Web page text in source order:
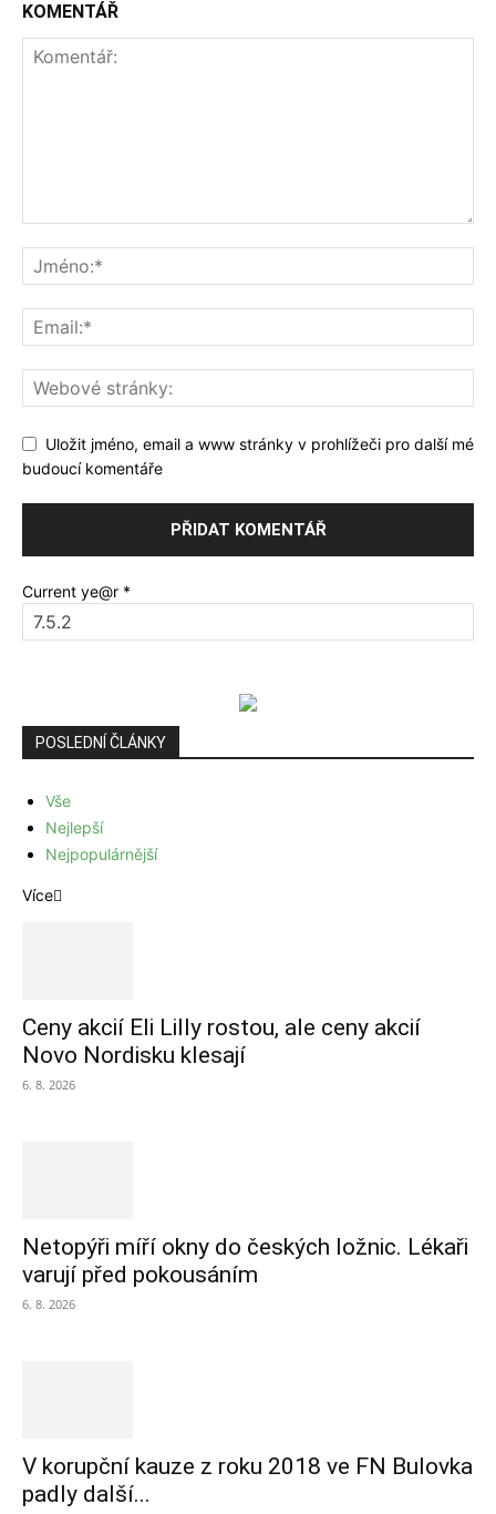
KOMENTÁŘ
Uložit jméno, email a www stránky v prohlížeči pro další mé
budoucí komentáře
Current ye@r *
POSLEDNÍ ČLÁNKY
Vše
Nejlepší
Nejpopulárnější
Více
Ceny akcií Eli Lilly rostou, ale ceny akcií
Novo Nordisku klesají
6. 8. 2026
Netopýři míří okny do českých ložnic. Lékaři
varují před pokousáním
6. 8. 2026
V korupční kauze z roku 2018 ve FN Bulovka
padly další...